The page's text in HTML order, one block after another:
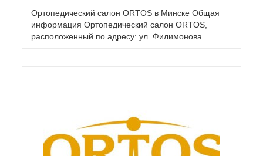
Ортопедический салон ORTOS в Минске Общая
информация Ортопедический салон ORTOS,
расположенный по адресу: ул. Филимонова...